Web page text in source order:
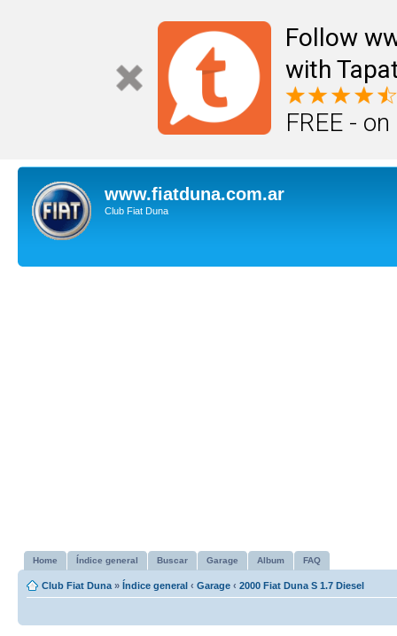
Follow
with
FREE -
www.fiatduna.com.ar
Club Fiat Duna
Home Índice general Buscar Garage Album FAQ
Club Fiat Duna » Índice general ‹ Garage ‹ 2000 Fiat Duna S 1.7 Diesel